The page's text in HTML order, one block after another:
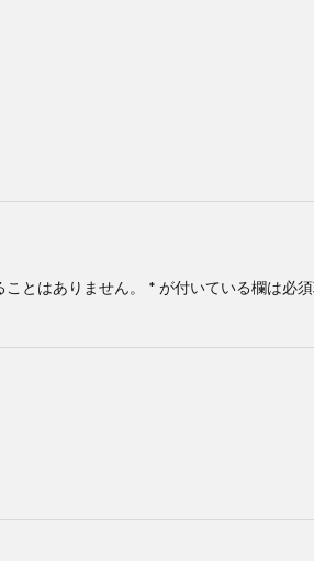
とはありません。 * が付いている欄は必